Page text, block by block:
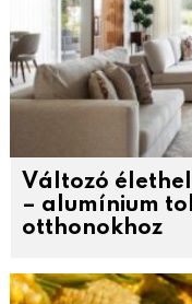
Változó
– alumínium
otthonokhoz